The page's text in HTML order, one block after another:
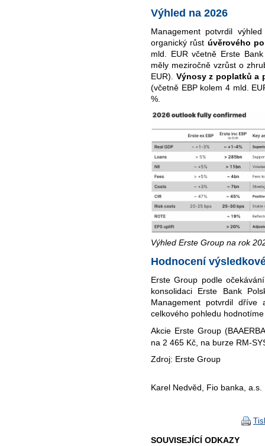
Výhled na 2026
Management potvrdil
organický růst úvěrového
mld. EUR včetně Erste
měly meziročně vzrůst o
EUR). Výnosy z poplatků a
(včetně EBP kolem 4 mld.
%.
Výhled Erste Group na rok
Hodnocení
Erste Group podle
konsolidaci Erste Bank
Management potvrdil
celkového pohledu
Akcie Erste Group
na 2 465 Kč, na burze RM-
Zdroj: Erste Group
Karel Nedvěd, Fio banka, a.s.
SOUVISEJÍCÍ ODKAZY